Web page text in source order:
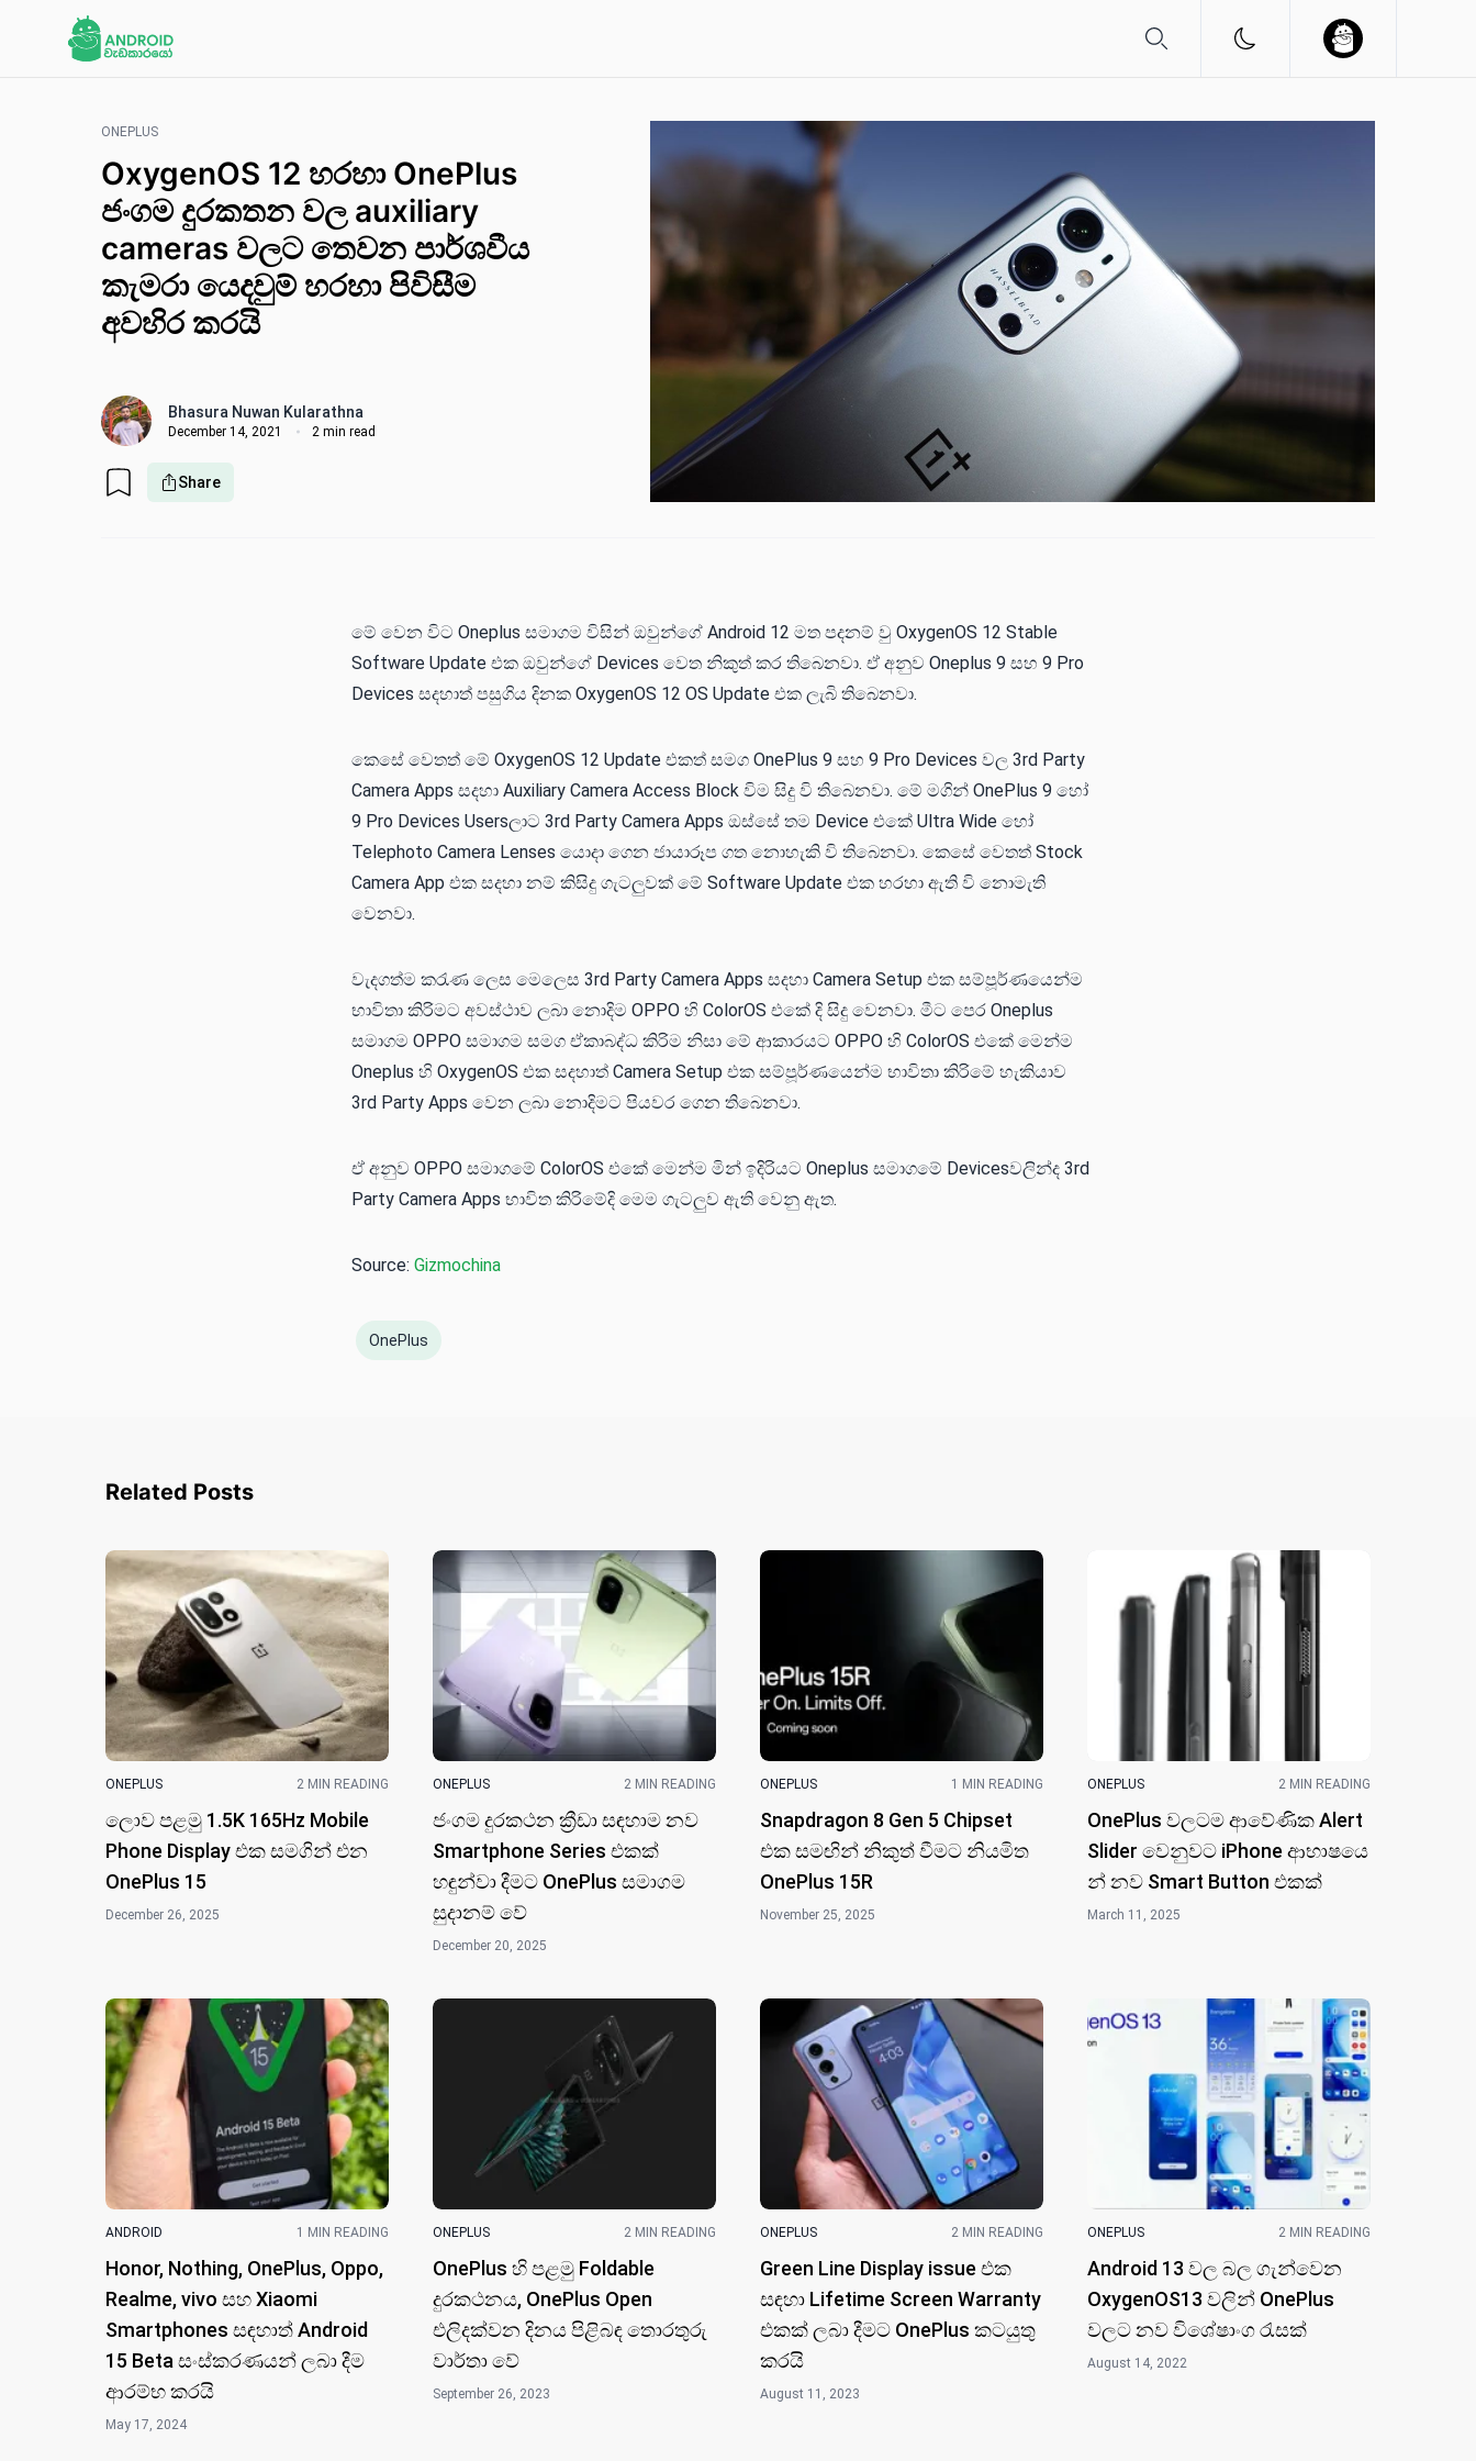
ONEPLUS
OxygenOS 12 හරහා OnePlus
ජංගම දුරකතන වල auxiliary
cameras වලට තෙවන පාර්ශවීය
කැමරා යෙදවුම් හරහා පිවිසීම
අවහිර කර​යි
Bhasura Nuwan Kularathna
December 14, 2021 2 min read
Share
මේ වෙන විට Oneplus සමාගම විසින් ඔවුන්ගේ Android 12 මත පදනම් වු OxygenOS 12 Stable
Software Update එක ඔවුන්ගේ Devices වෙත නිකුත් කර තිබෙනවා. ඒ අනුව Oneplus 9 සහ 9 Pro
Devices සදහාත් පසුගිය දිනක OxygenOS 12 OS Update එක ලැබි තිබෙනවා.
කෙසේ වෙතත් මේ OxygenOS 12 Update එකත් සමග OnePlus 9 සහ 9 Pro Devices වල 3rd Party
Camera Apps සදහා Auxiliary Camera Access Block විම සිදු වි තිබෙනවා. මේ මගින් OnePlus 9 හෝ
9 Pro Devices Usersලාට 3rd Party Camera Apps ඔස්සේ තම Device එකේ Ultra Wide හෝ
Telephoto Camera Lenses යොදා ගෙන ජායාරූප ගත නොහැකි වි තිබෙනවා. කෙසේ වෙතත් Stock
Camera App එක සදහා නම් කිසිදු ගැටලුවක් මේ Software Update එක හරහා ඇති වි නොමැති
වෙනවා.
වැදගත්ම කරැණ ලෙස මෙලෙස 3rd Party Camera Apps සදහා Camera Setup එක සම්පූර්ණයෙන්ම
භාවිතා කිරිමට අවස්ථාව ලබා නොදිම OPPO හි ColorOS එකේ දි සිදු වෙනවා. මීට පෙර Oneplus
සමාගම OPPO සමාගම සමග ඒකාබද්ධ කිරිම නිසා මේ ආකාරයට OPPO හි ColorOS එකේ මෙන්ම
Oneplus හි OxygenOS එක සදහාත් Camera Setup එක සම්පූර්ණයෙන්ම භාවිතා කිරිමේ හැකියාව
3rd Party Apps වෙන ලබා නොදිමට පියවර ගෙන තිබෙනවා.
ඒ අනුව OPPO සමාගමේ ColorOS එකේ මෙන්ම මින් ඉදිරියට Oneplus සමාගමේ Devicesවලින්ද 3rd
Party Camera Apps භාවිත කිරිමේදි මෙම ගැටලුව ඇති වෙනු ඇත.
Source: Gizmochina
OnePlus
Related Posts
ONEPLUS 2 MIN READING
ලොව පළමු 1.5K 165Hz Mobile
Phone Display එක සමගින් එන
OnePlus 15
December 26, 2025
ONEPLUS 2 MIN READING
ජංගම දුරකථන ක්‍රීඩා සඳහාම නව
Smartphone Series එකක්
හඳුන්වා දීමට OnePlus සමාගම
සුදානම් වේ
December 20, 2025
ONEPLUS 1 MIN READING
Snapdragon 8 Gen 5 Chipset
එක සමඟින් නිකුත් වීමට නියමිත
OnePlus 15R
November 25, 2025
ONEPLUS 2 MIN READING
OnePlus වලටම ආවේණි​ක Alert
Slider වෙනුවට iPhone ආභාෂයෙ​
න් නව Smart Button එක​ක්
March 11, 2025
ANDROID 1 MIN READING
Honor, Nothing, OnePlus, Oppo,
Realme, vivo සහ Xiaomi
Smartphones සඳහාත් Android
15 Beta සංස්කරණයන් ලබා දීම
ආරම්භ කරයි
May 17, 2024
ONEPLUS 2 MIN READING
OnePlus හි පළමු Foldable
දුරකථනය, OnePlus Open
එලිදක්ව​න දිනය පිළිබඳ තොරතුරු
වාර්තා වේ
September 26, 2023
ONEPLUS 2 MIN READING
Green Line Display issue එක
සඳහා Lifetime Screen Warranty
එකක් ලබා දීමට OnePlus කටයුතු
කර​යි
August 11, 2023
ONEPLUS 2 MIN READING
Android 13 වල බල ගැන්වෙන
OxygenOS13 වලින් OnePlus
වලට නව විශේෂාංග රැස​ක්
August 14, 2022